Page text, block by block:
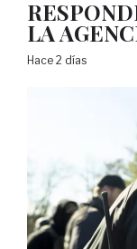
LA
Hace 2 días